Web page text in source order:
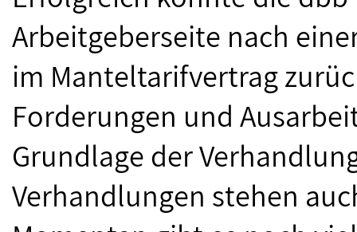
Arbeitgeberseite nach
im Manteltarifvertrag
Forderungen und
Grundlage der
Verhandlungen stehen